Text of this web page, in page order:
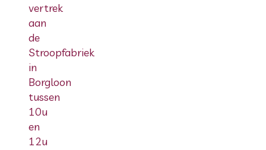
vertrek
aan
de
Stroopfabriek
in
Borgloon
tussen
10u
en
12u